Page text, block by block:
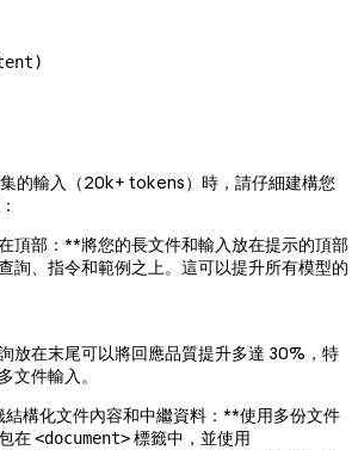
的輸入（20k+ tokens）時，請仔細建構您
頂部：**將您的長文件和輸入放在提示的頂部
詢、指令和範例之上。這可以提升所有模型的
放在末尾可以將回應品質提升多達 30%，特
文件輸入。
構化文件內容和中繼資料：**使用多份文件
在<document>標籤中，並使用